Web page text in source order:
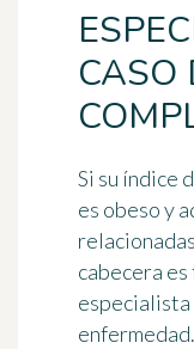
CASO
Si su índice
es obeso y
cabecera
especialista
enfermedad.